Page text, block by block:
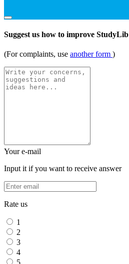
Suggest us how to improve StudyLib
(For complaints, use another form )
Your e-mail
Input it if you want to receive answer
Rate us
1
2
3
4